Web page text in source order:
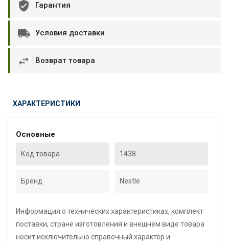
Гарантия
Условия доставки
Возврат товара
ХАРАКТЕРИСТИКИ
Основные
Код товара 1438
Бренд Nestle
Информация о технических характеристиках, комплект
поставки, стране изготовления и внешнем виде товара
носит исключительно справочный характер и